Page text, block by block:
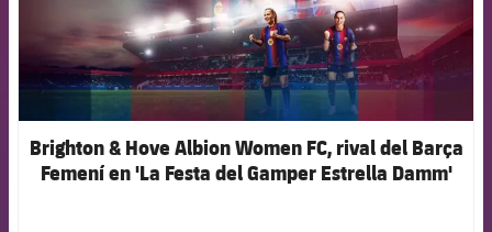
Brighton & Hove Albion Women FC, rival del Barça
Femení en 'La Festa del Gamper Estrella Damm'